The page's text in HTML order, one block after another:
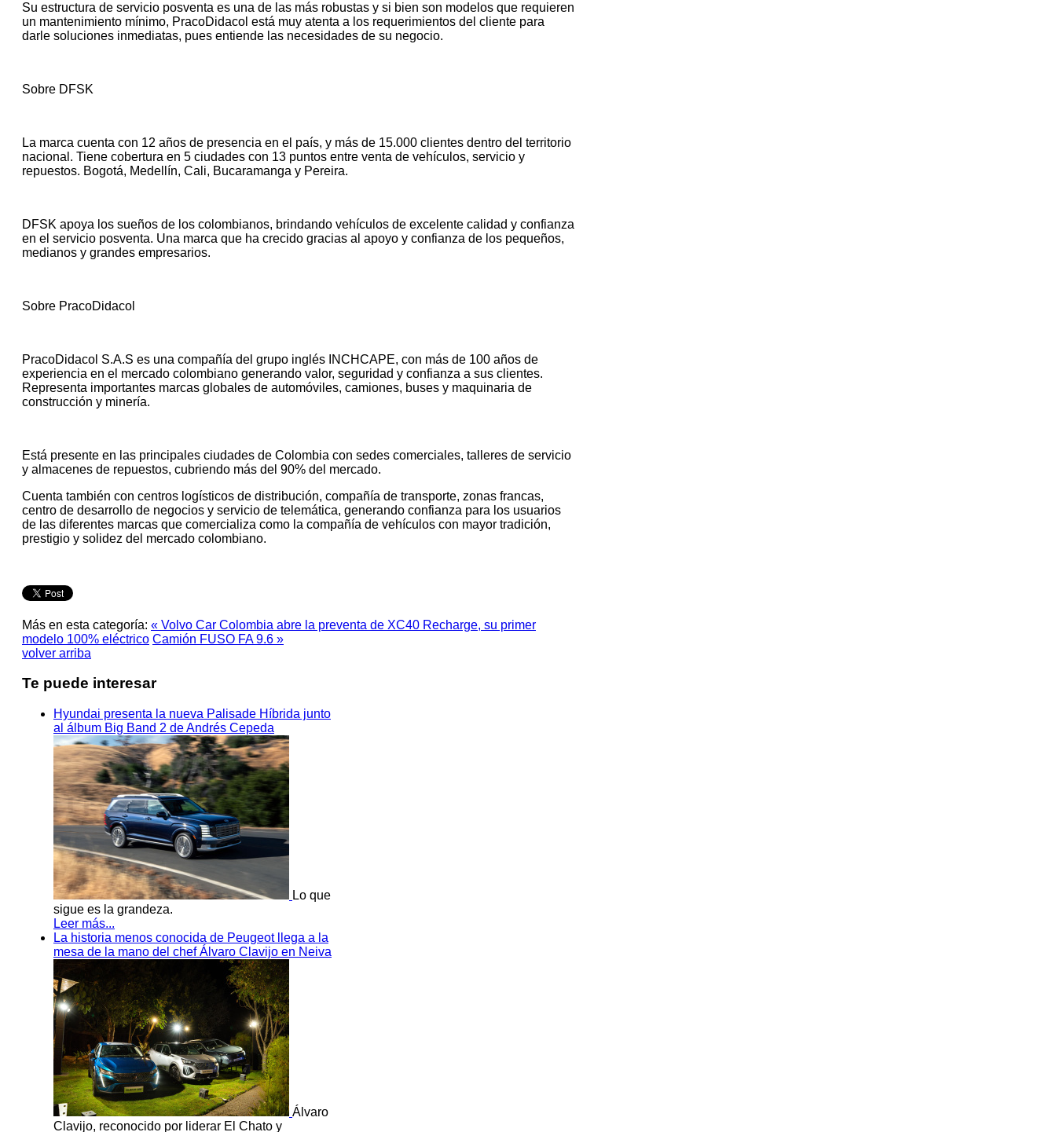
Su estructura de servicio posventa es una de las más robustas y si bien son modelos que requieren
un mantenimiento mínimo, PracoDidacol está muy atenta a los requerimientos del cliente para
darle soluciones inmediatas, pues entiende las necesidades de su negocio.
Sobre DFSK
La marca cuenta con 12 años de presencia en el país, y más de 15.000 clientes dentro del territorio
nacional. Tiene cobertura en 5 ciudades con 13 puntos entre venta de vehículos, servicio y
repuestos. Bogotá, Medellín, Cali, Bucaramanga y Pereira.
DFSK apoya los sueños de los colombianos, brindando vehículos de excelente calidad y confianza
en el servicio posventa. Una marca que ha crecido gracias al apoyo y confianza de los pequeños,
medianos y grandes empresarios.
Sobre PracoDidacol
PracoDidacol S.A.S es una compañía del grupo inglés INCHCAPE, con más de 100 años de
experiencia en el mercado colombiano generando valor, seguridad y confianza a sus clientes.
Representa importantes marcas globales de automóviles, camiones, buses y maquinaria de
construcción y minería.
Está presente en las principales ciudades de Colombia con sedes comerciales, talleres de servicio
y almacenes de repuestos, cubriendo más del 90% del mercado.
Cuenta también con centros logísticos de distribución, compañía de transporte, zonas francas,
centro de desarrollo de negocios y servicio de telemática, generando confianza para los usuarios
de las diferentes marcas que comercializa como la compañía de vehículos con mayor tradición,
prestigio y solidez del mercado colombiano.
Más en esta categoría: « Volvo Car Colombia abre la preventa de XC40 Recharge, su primer
modelo 100% eléctrico Camión FUSO FA 9.6 »
volver arriba
Te puede interesar
Hyundai presenta la nueva Palisade Híbrida junto
al álbum Big Band 2 de Andrés Cepeda
Lo que
sigue es la grandeza.
Leer más...
La historia menos conocida de Peugeot llega a la
mesa de la mano del chef Álvaro Clavijo en Neiva
Álvaro
Clavijo, reconocido por liderar El Chato y